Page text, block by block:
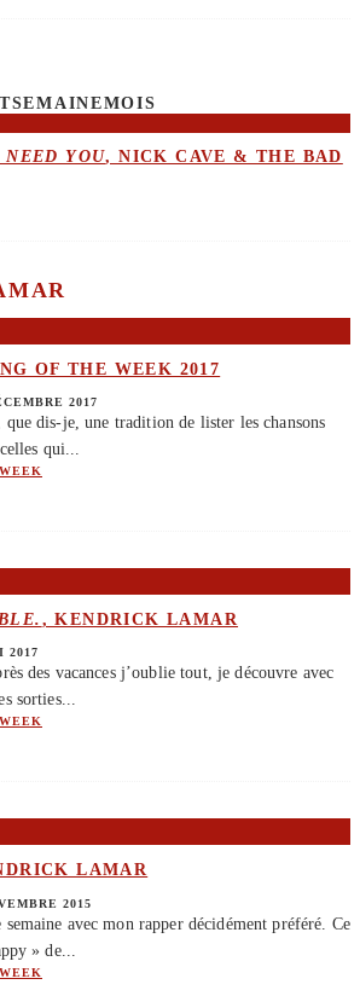
SEMAINEMOIS
NEED YOU, NICK CAVE & THE BAD
OF THE WEEK 2017
2017
que dis-je, une tradition de lister les chansons
qui...
, KENDRICK LAMAR
2017
des vacances j’oublie tout, je découvre avec
sorties...
LAMAR
2015
avec mon rapper décidément préféré. Ce
» de...